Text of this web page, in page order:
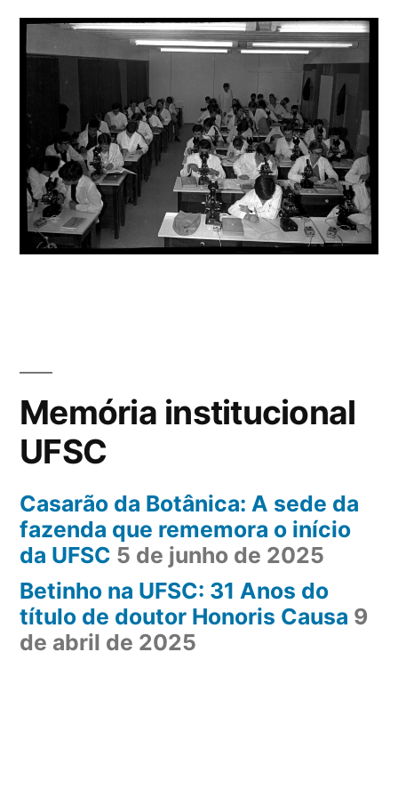
Memória institucional
UFSC
Casarão da Botânica: A sede da
fazenda que rememora o início
da UFSC 5 de junho de 2025
Betinho na UFSC: 31 Anos do
título de doutor Honoris Causa 9
de abril de 2025